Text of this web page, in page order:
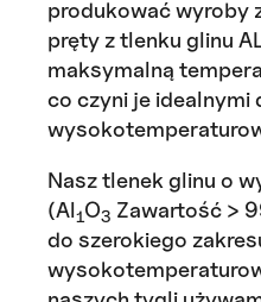
produkować wyroby
pręty z tlenku glinu
maksymalną
co czyni je idealnymi
Nasz tlenek glinu o
(Al1O3 Zawartość >
do szerokiego